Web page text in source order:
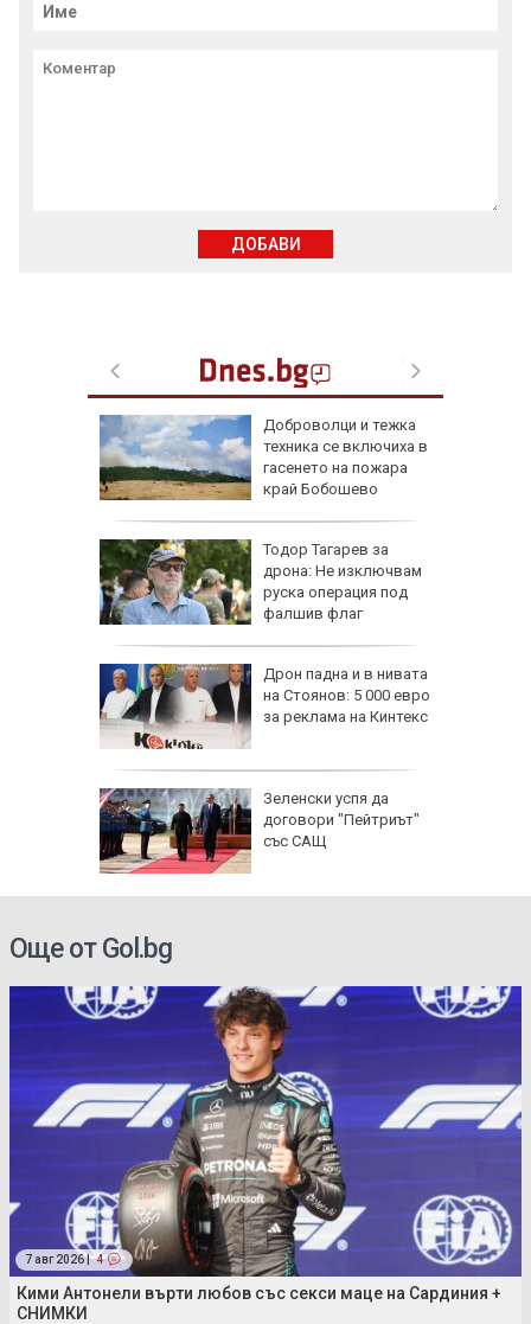
Доброволци и тежка
техника се включиха в
гасенето на пожара
край Бобошево
Тодор Тагарев за
дрона: Не изключвам
руска операция под
фалшив флаг
Дрон падна и в нивата
на Стоянов: 5 000 евро
за реклама на Кинтекс
Зеленски успя да
договори "Пейтриът"
със САЩ
ДОБАВИ
Още от Gol.bg
7 авг 2026 | 4
Кими Антонели върти любов със секси маце на Сардиния +
СНИМКИ